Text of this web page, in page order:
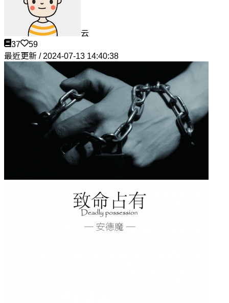
云
37
59
最近更新 / 2024-07-13 14:40:38